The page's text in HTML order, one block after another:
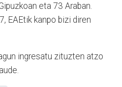
eta 73 Araban.
EAEtik kanpo bizi diren
ingresatu zituzten atzo